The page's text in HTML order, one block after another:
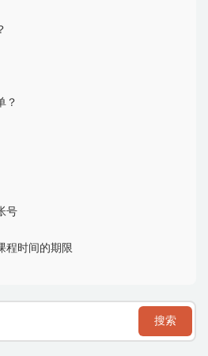
？
号
程时间的期限
搜索